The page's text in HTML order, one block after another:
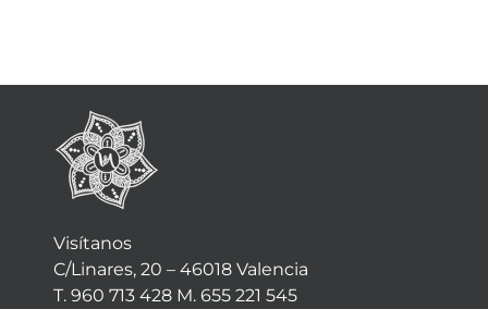
Visítanos
C/Linares, 20 – 46018 Valencia
T. 960 713 428 M. 655 221 545